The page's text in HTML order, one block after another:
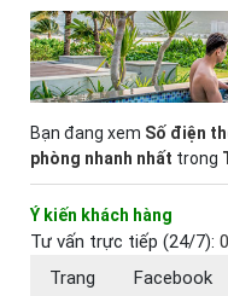
Bạn đang xem Số điện
phòng nhanh nhất trong
Ý kiến khách hàng
Tư vấn trực tiếp (24/7):
Trang
Facebook